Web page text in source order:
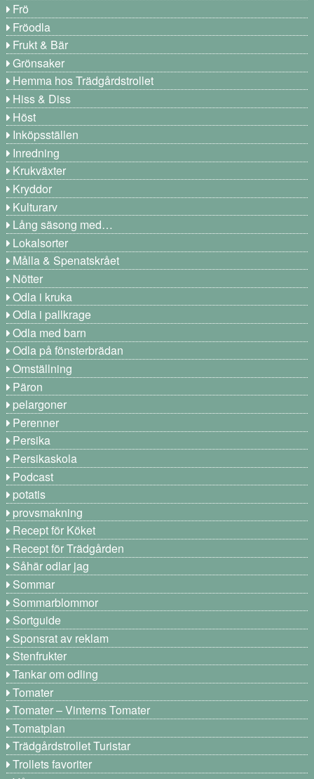
Frö
Fröodla
Frukt & Bär
Grönsaker
Hemma hos Trädgårdstrollet
Hiss & Diss
Höst
Inköpsställen
Inredning
Krukväxter
Kryddor
Kulturarv
Lång säsong med…
Lokalsorter
Målla & Spenatskrået
Nötter
Odla i kruka
Odla i pallkrage
Odla med barn
Odla på fönsterbrädan
Omställning
Päron
pelargoner
Perenner
Persika
Persikaskola
Podcast
potatis
provsmakning
Recept för Köket
Recept för Trädgården
Såhär odlar jag
Sommar
Sommarblommor
Sortguide
Sponsrat av reklam
Stenfrukter
Tankar om odling
Tomater
Tomater – Vinterns Tomater
Tomatplan
Trädgårdstrollet Turistar
Trollets favoriter